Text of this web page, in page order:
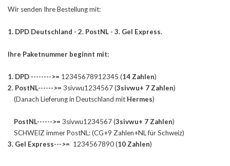
Wir senden Ihre Bestellung mit:
1. DPD Deutschland - 2. PostNL - 3. Gel Express.
Ihre Paketnummer beginnt mit:
1. DPD -------->= 12345678912345 (14 Zahlen)
2. PostNL------>= 3sivwu1234567 (3sivwu+ 7 Zahlen)
(Danach Lieferung in Deutschland mit Hermes)
PostNL------>= 3sivwu1234567 (3sivwu+ 7 Zahlen)
SCHWEIZ immer PostNL: (CG+9 Zahlen+NL für Schweiz)
3. Gel Express--->= 1234567890 (10 Zahlen)